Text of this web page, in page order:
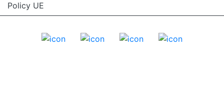
Policy UE